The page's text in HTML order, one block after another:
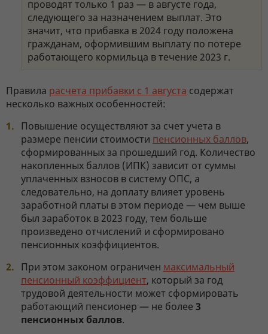
проводят только 1 раз — в августе года,
следующего за назначением выплат. Это
значит, что прибавка в 2024 году положена
гражданам, оформившим выплату по потере
работающего кормильца в течение 2023 г.
Правила расчета прибавки с 1 августа содержат
несколько важных особенностей:
Повышение осуществляют за счет учета в
размере пенсии стоимости пенсионных баллов,
сформированных за прошедший год. Количество
накопленных баллов (ИПК) зависит от суммы
уплаченных взносов в систему ОПС, а
следовательно, на доплату влияет уровень
заработной платы в этом периоде — чем выше
был заработок в 2023 году, тем больше
произведено отчислений и сформировано
пенсионных коэффициентов.
При этом законом ограничен максимальный
пенсионный коэффициент, который за год
трудовой деятельности может сформировать
работающий пенсионер — не более 3
пенсионных баллов.